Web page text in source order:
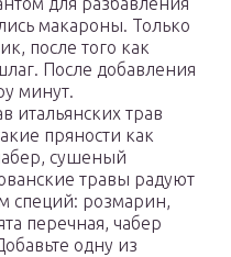
макароны. Только
после того как
После добавления
минут.
итальянских трав
пряности как
сушеный
травы радуют
специй: розмарин,
перечная, чабер
одну из